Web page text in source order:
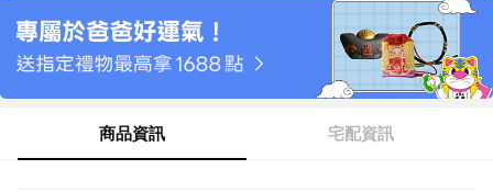
商品資訊 宅配資訊